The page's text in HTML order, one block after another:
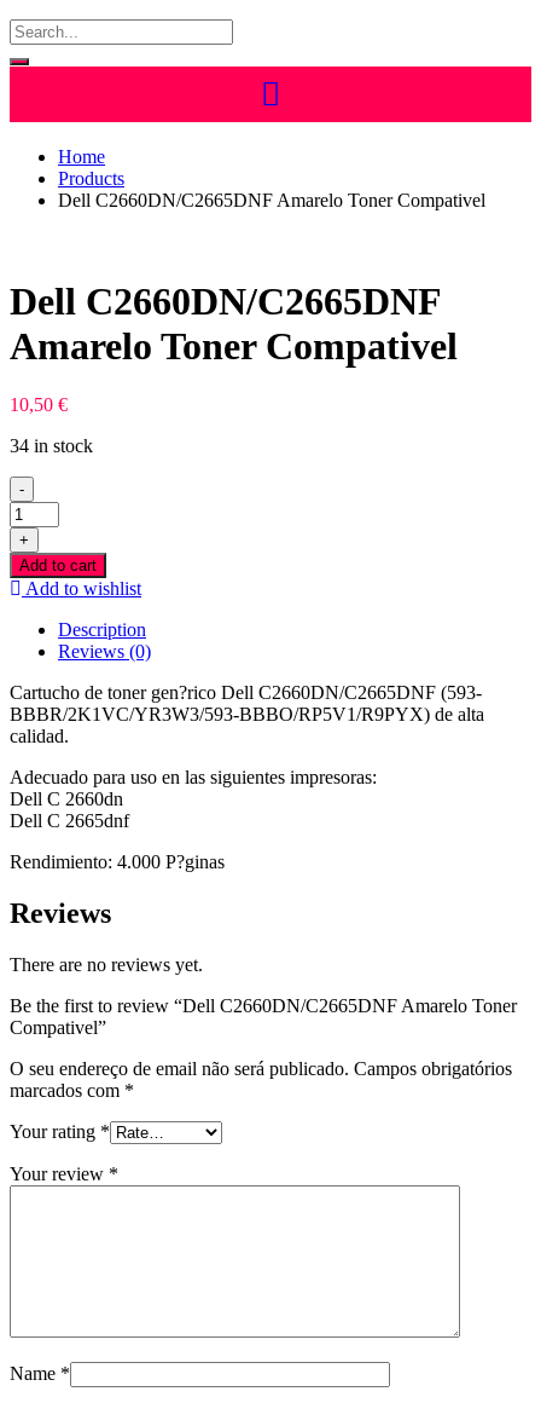
Home
Products
Dell C2660DN/C2665DNF Amarelo Toner Compativel
Dell C2660DN/C2665DNF
Amarelo Toner Compativel
10,50 €
34 in stock
-
Dell
C2660DN/C2665DNF
Amarelo
Toner
Compativel
quantity
+
Add to cart
Add to wishlist
Description
Reviews (0)
Cartucho de toner gen?rico Dell C2660DN/C2665DNF (593-
BBBR/2K1VC/YR3W3/593-BBBO/RP5V1/R9PYX) de alta
calidad.
Adecuado para uso en las siguientes impresoras:
Dell C 2660dn
Dell C 2665dnf
Rendimiento: 4.000 P?ginas
Reviews
There are no reviews yet.
Be the first to review “Dell C2660DN/C2665DNF Amarelo Toner
Compativel”
O seu endereço de email não será publicado. Campos obrigatórios
marcados com *
Your rating *
Your review *
Name *